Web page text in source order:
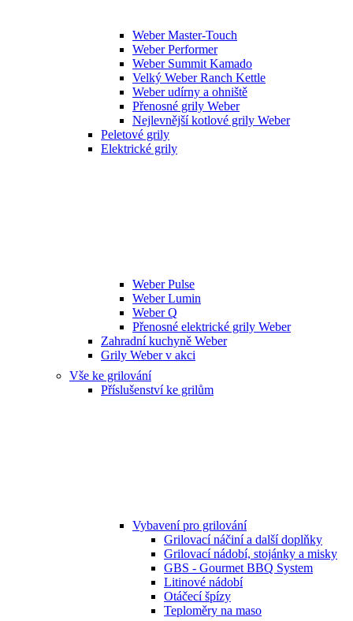
Weber Master-Touch
Weber Performer
Weber Summit Kamado
Velký Weber Ranch Kettle
Weber udírny a ohniště
Přenosné grily Weber
Nejlevnější kotlové grily Weber
Peletové grily
Elektrické grily
Weber Pulse
Weber Lumin
Weber Q
Přenosné elektrické grily Weber
Zahradní kuchyně Weber
Grily Weber v akci
Vše ke grilování
Příslušenství ke grilům
Vybavení pro grilování
Grilovací náčiní a další doplňky
Grilovací nádobí, stojánky a misky
GBS - Gourmet BBQ System
Litinové nádobí
Otáčecí špízy
Teploměry na maso